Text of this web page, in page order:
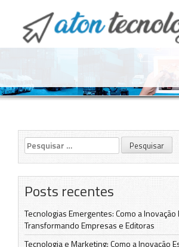
O point da Tecnologia
Pesquisar
por:
Posts recentes
Tecnologias Emergentes: Como a Inovação
Transformando Empresas e Editoras
Tecnologia e Marketing: Como a Inovação